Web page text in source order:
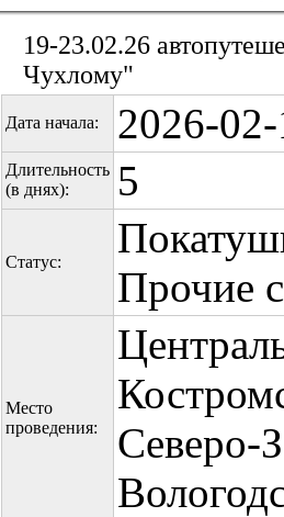
19-23.02.26
Чухлому"
Дата начала: 2026-
Длительность
(в днях):
5
Статус:
Прочие
Место
проведения:
Северо-